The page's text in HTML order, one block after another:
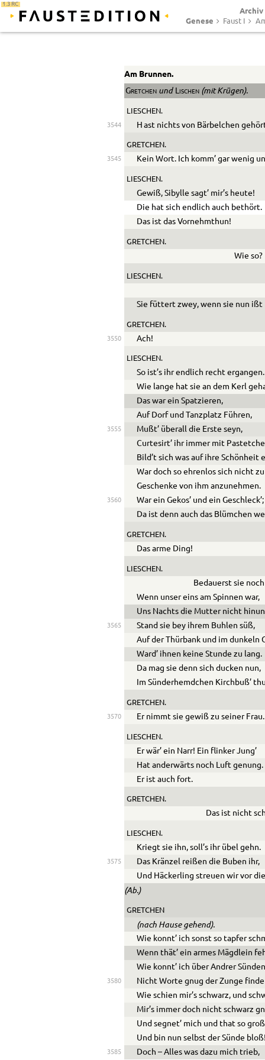
1.3 RC
Archiv
Genese
Faust I
Am Brunnen.
Gretchenund Lischen (mit Krügen).
LIESCHEN.
3544 H ast nichts von Bärbelchen
GRETCHEN.
3545 Kein Wort. Ich komm’ gar wenig
LIESCHEN.
Gewiß, Sibylle sagt’ mir’s heute!
Die hat sich endlich auch bethört.
Das ist das Vornehmthun!
GRETCHEN.
Wie so?
LIESCHEN.
Sie füttert zwey, wenn sie nun
GRETCHEN.
3550 Ach!
LIESCHEN.
So ist’s ihr endlich recht ergangen.
Wie lange hat sie an dem Kerl
Das war ein Spatzieren,
Auf Dorf und Tanzplatz Führen,
3555
Mußt’ überall die Erste seyn,
Curtesirt’ ihr immer mit
Bild’t sich was auf ihre Schönheit
War doch so ehrenlos sich nicht
Geschenke von ihm anzunehmen.
3560
War ein Gekos’ und ein Geschleck’;
Da ist denn auch das Blümchen
GRETCHEN.
Das arme Ding!
LIESCHEN.
Bedauerst sie
Wenn unser eins am Spinnen war,
Uns Nachts die Mutter nicht
3565
Stand sie bey ihrem Buhlen süß,
Auf der Thürbank und im dunkeln
Ward’ ihnen keine Stunde zu lang.
Da mag sie denn sich ducken nun,
Im Sünderhemdchen Kirchbuß’
GRETCHEN.
3570 Er nimmt sie gewiß zu seiner Frau.
LIESCHEN.
Er wär’ ein Narr! Ein flinker Jung’
Hat anderwärts noch Luft genung.
Er ist auch fort.
GRETCHEN.
Das ist nicht
LIESCHEN.
Kriegt sie ihn, soll’s ihr übel gehn.
3575
Das Kränzel reißen die Buben ihr,
Und Häckerling streuen wir vor
(Ab.)
GRETCHEN
(nach Hause gehend).
Wie konnt’ ich sonst so tapfer
Wenn thät’ ein armes Mägdlein
Wie konnt’ ich über Andrer
3580
Nicht Worte gnug der Zunge
Wie schien mir’s schwarz, und
Mir’s immer doch nicht schwarz
Und segnet’ mich und that so
Und bin nun selbst der Sünde
3585 Doch – Alles was dazu mich trieb,